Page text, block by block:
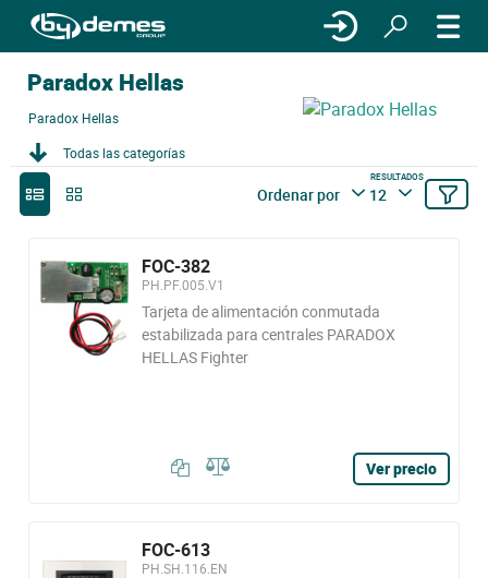
Paradox Hellas
Paradox Hellas
Todas las categorías
Ordenar por
RESULTADOS
12
FOC-382
PH.PF.005.V1
Tarjeta de alimentación conmutada
estabilizada para centrales PARADOX
HELLAS Fighter
Ver precio
FOC-613
PH.SH.116.EN